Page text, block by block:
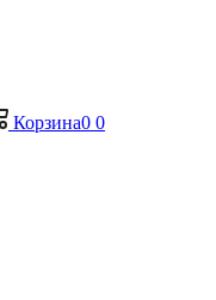
Корзина0 0